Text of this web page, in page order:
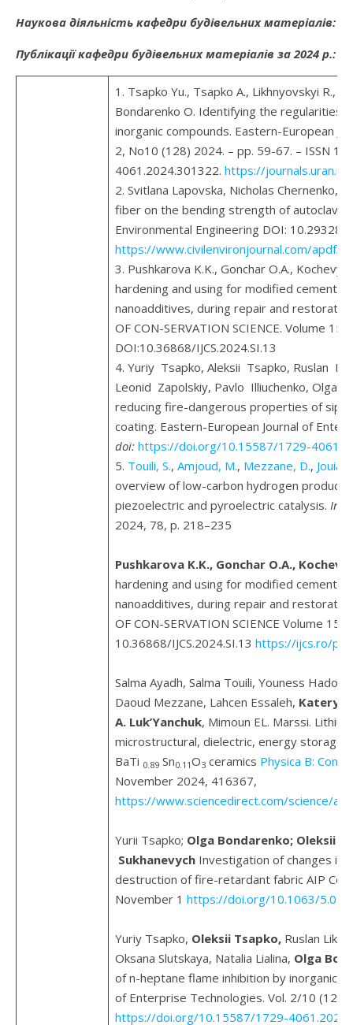
Наукова діяльність кафедри будівельних матеріалів:
Публікації кафедри будівельних матеріалів за 2024 р.:
1. Tsapko Yu., Tsapko A., Likhnyovskyi R.,
Bondarenko O. Identifying the regularities
inorganic compounds. Eastern-European
2, No10 (128) 2024. – pр. 59-67. – ISSN
4061.2024.301322. https://
2. Svitlana Lapovska, Nicholas Chernenko,
fiber on the bending strength of
Environmental Engineering DOI: 10.29328/
https://www.civilenvironjournal.com/apdf/
3. Pushkarova K.K., Gonchar O.A.,
hardening and using for modified cement
nanoadditives, during repair and
OF CON-SERVATION SCIENCE. Volume
DOI:10.36868/IJCS.2024.SI.13
4. Yuriy Tsapko, Аleksii Tsapko, Ruslan
Leonid Zapolskiy, Pavlo Illiuchenko, Olga
reducing fire-dangerous properties of sip
coating. Eastern-European Journal of
doi: https://doi.org/10.15587/1729-
5. Touili, S., Amjoud, M., Mezzane, D.,
overview of low-carbon hydrogen
piezoelectric and pyroelectric catalysis.
2024, 78, p. 218–235
Pushkarova K.K., Gonchar O.A.,
hardening and using for modified cement
nanoadditives, during repair and
OF CON-SERVATION SCIENCE Volume
10.36868/IJCS.2024.SI.13 https://ijcs.ro/
Salma Ayadh, Salma Touili, Youness
Daoud Mezzane, Lahcen Essaleh,
A. Luk’Yanchuk, Mimoun EL. Marssi.
microstructural, dielectric, energy storage,
BaTi 0.89Sn0.11O3ceramics Physica B:
November 2024, 416367,
https://www.sciencedirect.com/science/
Yurii Tsapko; Olga Bondarenko; Oleksii
SukhanevychInvestigation of changes in
destruction of fire-retardant fabric AIP
November 1 https://doi.org/10.1063/
Yuriy Tsapko, Оleksii Tsapko,Ruslan
Oksana Slutskaya, Natalia Lialina, Olga
of n-heptane flame inhibition by inorganic
of Enterprise Technologies. Vol. 2/10 (128)
https://doi.org/10.15587/1729-